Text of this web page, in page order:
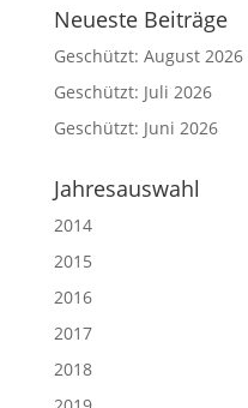
Neueste Beiträge
Geschützt: August 2026
Geschützt: Juli 2026
Geschützt: Juni 2026
Jahresauswahl
2014
2015
2016
2017
2018